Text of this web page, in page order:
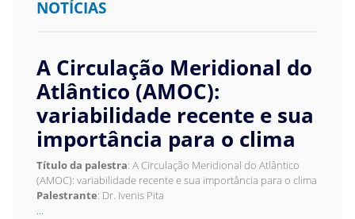
NOTÍCIAS
A Circulação Meridional do
Atlântico (AMOC):
variabilidade recente e sua
importância para o clima
Título da palestra: A Circulação Meridional do Atlântico
(AMOC): variabilidade recente e sua importância para o clima
Palestrante: Dr. Ivenis Pita
...